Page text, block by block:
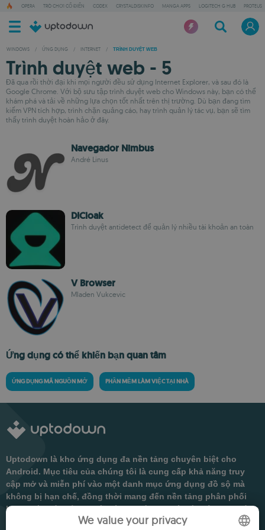
OPERA TRÒ CHƠI CỔ ĐIỂN CODEX CRYSTALDISKINFO MANGA APPS LOGITECH G HUB PROTEUS
WINDOWS / ỨNG DỤNG / INTERNET / TRÌNH DUYỆT WEB
Trình duyệt web - 5
Đã qua rồi thời đại khi mọi người đều sử dụng Internet Explorer, và sau đó là
Google Chrome. Với bộ sưu tập trình duyệt web cho Windows này, bạn có thể
khám phá và tải về những lựa chọn tốt nhất trên thị trường. Dù bạn đang tìm
kiếm VPN tích hợp, trình chặn quảng cáo, hay trình quản lý tác vụ, bạn sẽ tìm
thấy trình duyệt hoàn hảo ở đây.
Navegador Nimbus
André Linus
DICloak
Trình duyệt antidetect để quản lý nhiều tài khoản an toàn
V Browser
Mladen Vukcevic
Ứng dụng có thể khiến bạn quan tâm
ỨNG DỤNG MÃ NGUỒN MỞ PHẦN MỀM LÀM VIỆC TẠI NHÀ
Uptodown là kho ứng dụng đa nền tảng chuyên biệt cho
Android. Mục tiêu của chúng tôi là cung cấp khả năng truy
cập mở và miễn phí vào một danh mục ứng dụng đồ sộ mà
không bị hạn chế, đồng thời mang đến nền tảng phân phối
hợp pháp có thể truy cập từ mọi trình duyệt và thông qua ứng
dụng gốc chính thức của chúng tôi.
We value your privacy